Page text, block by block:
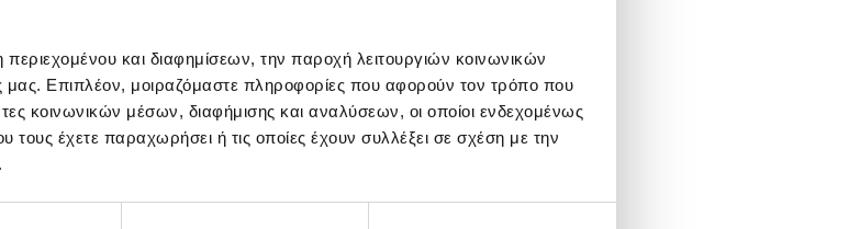
και διαφημίσεων, την παροχή λειτουργιών κοινωνικών
μας. Επιπλέον, μοιραζόμαστε πληροφορίες που αφορούν τον τρόπο που
κοινωνικών μέσων, διαφήμισης και αναλύσεων, οι οποίοι ενδεχομένως
έχετε παραχωρήσει ή τις οποίες έχουν συλλέξει σε σχέση με την